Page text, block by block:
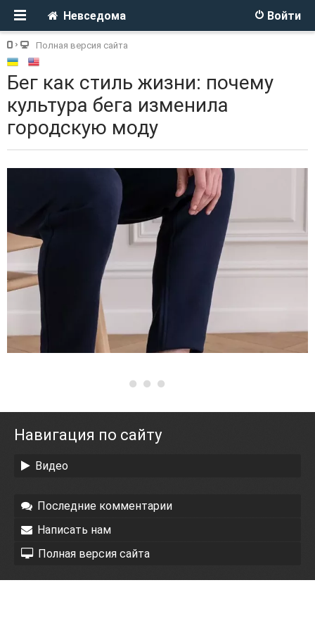
Войти
Невседома
Полная версия сайта
Бег как стиль жизни: почему
культура бега изменила
городскую моду
Навигация по сайту
Видео
Последние комментарии
Написать нам
Полная версия сайта